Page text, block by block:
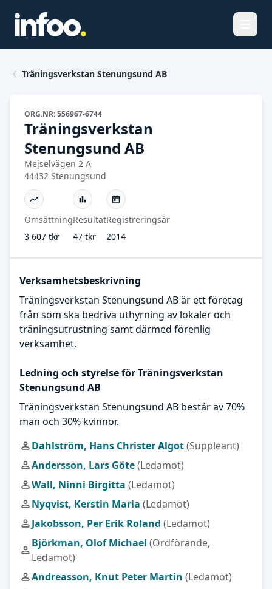
Träningsverkstan Stenungsund AB
ORG.NR: 556967-6744
Träningsverkstan
Stenungsund AB
Mejselvägen 2 A
44432 Stenungsund
Omsättning
3 607 tkr
Resultat
47 tkr
Registreringsår
2014
Verksamhetsbeskrivning
Träningsverkstan Stenungsund AB är ett företag
från som ska bedriva uthyrning av lokaler och
träningsutrustning samt därmed förenlig
verksamhet.
Ledning och styrelse för Träningsverkstan
Stenungsund AB
Träningsverkstan Stenungsund AB består av 70%
män och 30% kvinnor.
Dahlström, Hans Christer Algot(Suppleant)
Andersson, Lars Göte(Ledamot)
Wall, Ninni Birgitta (Ledamot)
Nyqvist, Kerstin Maria (Ledamot)
Jakobsson, Per Erik Roland (Ledamot)
Björkman, Olof Michael (Ordförande,
Ledamot)
Andreasson, Knut Peter Martin (Ledamot)